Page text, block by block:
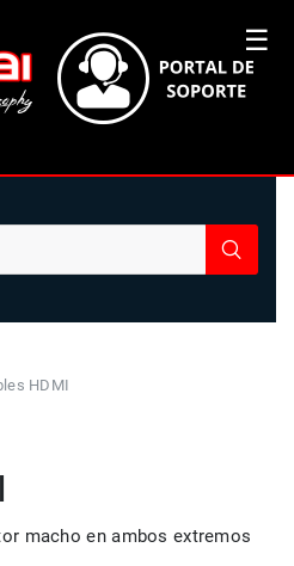
☰
HDMI
macho en ambos extremos